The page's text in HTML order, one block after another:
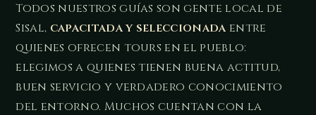
Todos nuestros guías son gente local de
Sisal, capacitada y seleccionada entre
quienes ofrecen tours en el pueblo:
elegimos a quienes tienen buena actitud,
buen servicio y verdadero conocimiento
del entorno. Muchos cuentan con la